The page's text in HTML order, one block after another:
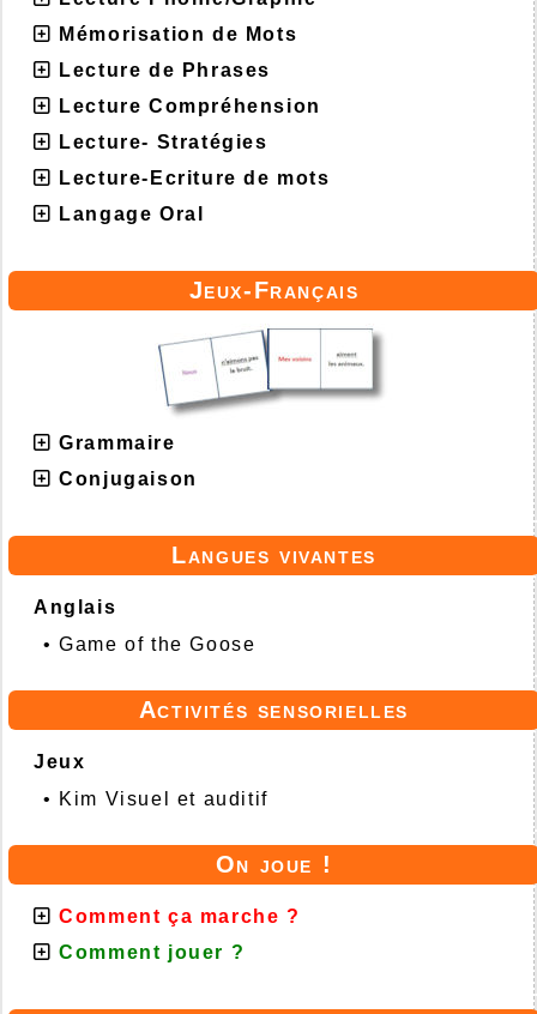
Mémorisation de Mots
Lecture de Phrases
Lecture Compréhension
Lecture- Stratégies
Lecture-Ecriture de mots
Langage Oral
Jeux-Français
Grammaire
Conjugaison
Langues vivantes
Anglais
•Game of the Goose
Activités sensorielles
Jeux
• Kim Visuel et auditif
On joue !
Comment ça marche ?
Comment jouer ?